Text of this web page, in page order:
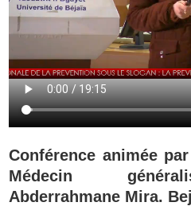
Conférence animée
Médecin
Abderrahmane Mira.